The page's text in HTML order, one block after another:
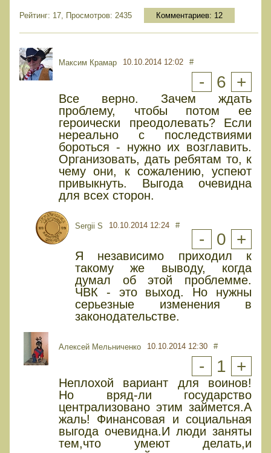
Рейтинг: 17, Просмотров: 2435 Комментариев: 12
Максим Крамар 10.10.2014 12:02 #
- 6 +
Все верно. Зачем ждать
проблему, чтобы потом ее
героически преодолевать? Если
нереально с последствиями
бороться - нужно их возглавить.
Организовать, дать ребятам то, к
чему они, к сожалению, успеют
привыкнуть. Выгода очевидна
для всех сторон.
Sergii S 10.10.2014 12:24 #
- 0 +
Я независимо приходил к
такому же выводу, когда
думал об этой проблемме.
ЧВК - это выход. Но нужны
серьезные изменения в
законодательстве.
Алексей Мельниченко 10.10.2014 12:30 #
- 1 +
Неплохой вариант для воинов!
Но вряд-ли государство
централизовано этим займется.А
жаль! Финансовая и социальная
выгода очевидна.И люди заняты
тем,что умеют делать,и